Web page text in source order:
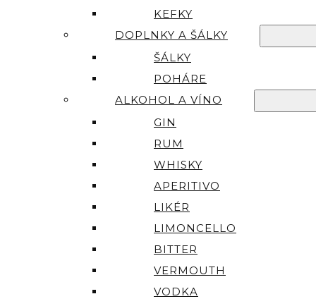
KEFKY
DOPLNKY A ŠÁLKY
ŠÁLKY
POHÁRE
ALKOHOL A VÍNO
GIN
RUM
WHISKY
APERITIVO
LIKÉR
LIMONCELLO
BITTER
VERMOUTH
VODKA